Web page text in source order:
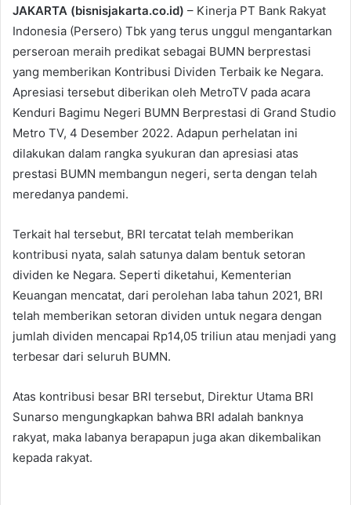
JAKARTA (bisnisjakarta.co.id) – Kinerja PT Bank Rakyat
Indonesia (Persero) Tbk yang terus unggul mengantarkan
perseroan meraih predikat sebagai BUMN berprestasi
yang memberikan Kontribusi Dividen Terbaik ke Negara.
Apresiasi tersebut diberikan oleh MetroTV pada acara
Kenduri Bagimu Negeri BUMN Berprestasi di Grand Studio
Metro TV, 4 Desember 2022. Adapun perhelatan ini
dilakukan dalam rangka syukuran dan apresiasi atas
prestasi BUMN membangun negeri, serta dengan telah
meredanya pandemi.
Terkait hal tersebut, BRI tercatat telah memberikan
kontribusi nyata, salah satunya dalam bentuk setoran
dividen ke Negara. Seperti diketahui, Kementerian
Keuangan mencatat, dari perolehan laba tahun 2021, BRI
telah memberikan setoran dividen untuk negara dengan
jumlah dividen mencapai Rp14,05 triliun atau menjadi yang
terbesar dari seluruh BUMN.
Atas kontribusi besar BRI tersebut, Direktur Utama BRI
Sunarso mengungkapkan bahwa BRI adalah banknya
rakyat, maka labanya berapapun juga akan dikembalikan
kepada rakyat.